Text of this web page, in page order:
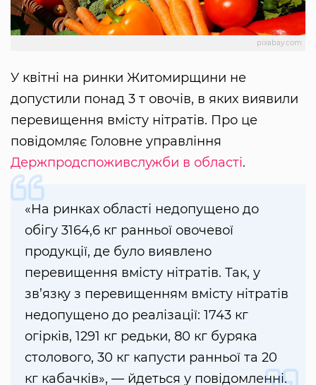
pixabay.com
У квітні на ринки Житомирщини не
допустили понад 3 т овочів, в яких виявили
перевищення вмісту нітратів. Про це
повідомляє Головне управління
Держпродспоживслужби в області.
«На ринках області недопущено до
обігу 3164,6 кг ранньої овочевої
продукції, де було виявлено
перевищення вмісту нітратів. Так, у
зв’язку з перевищенням вмісту нітратів
недопущено до реалізації: 1743 кг
огірків, 1291 кг редьки, 80 кг буряка
столового, 30 кг капусти ранньої та 20
кг кабачків», — йдеться у повідомленні.